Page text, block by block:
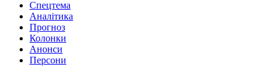
Спецтема
Аналітика
Прогноз
Колонки
Анонси
Персони